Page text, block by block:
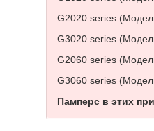
G2020 series
G3020 series
G2060 series
G3060 series
Памперс в этих